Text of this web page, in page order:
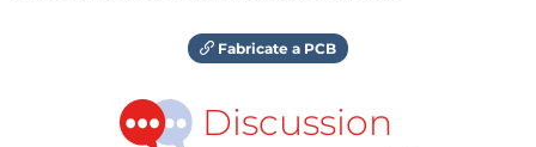
Fabricate a PCB
Discussion